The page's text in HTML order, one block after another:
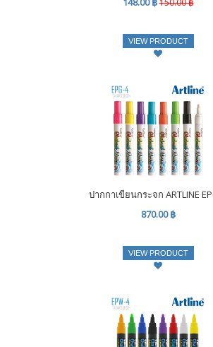
VIEW PRODUCT
ปากกาเขียนกระจก ARTLINE
870.00 ฿
VIEW PRODUCT